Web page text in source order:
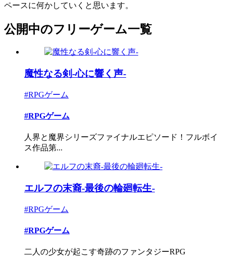
ペースに何かしていくと思います。
公開中のフリーゲーム一覧
魔性なる剣-心に響く声-
#RPGゲーム
#RPGゲーム
人界と魔界シリーズファイナルエピソード！フルボイ
ス作品第...
エルフの末裔-最後の輪廻転生-
#RPGゲーム
#RPGゲーム
二人の少女が起こす奇跡のファンタジーRPG